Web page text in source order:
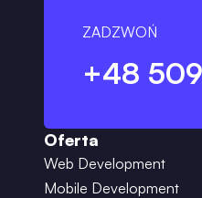
ZADZWOŃ
+48
Oferta
Web Development
Mobile Development